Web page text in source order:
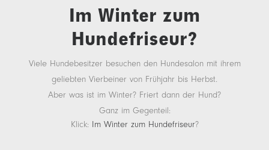
Im Winter zum
Hundefriseur?
Viele Hundebesitzer besuchen den Hundesalon mit ihrem
geliebten Vierbeiner von Frühjahr bis Herbst.
Aber was ist im Winter? Friert dann der Hund?
Ganz im Gegenteil:
Klick: Im Winter zum Hundefriseur?